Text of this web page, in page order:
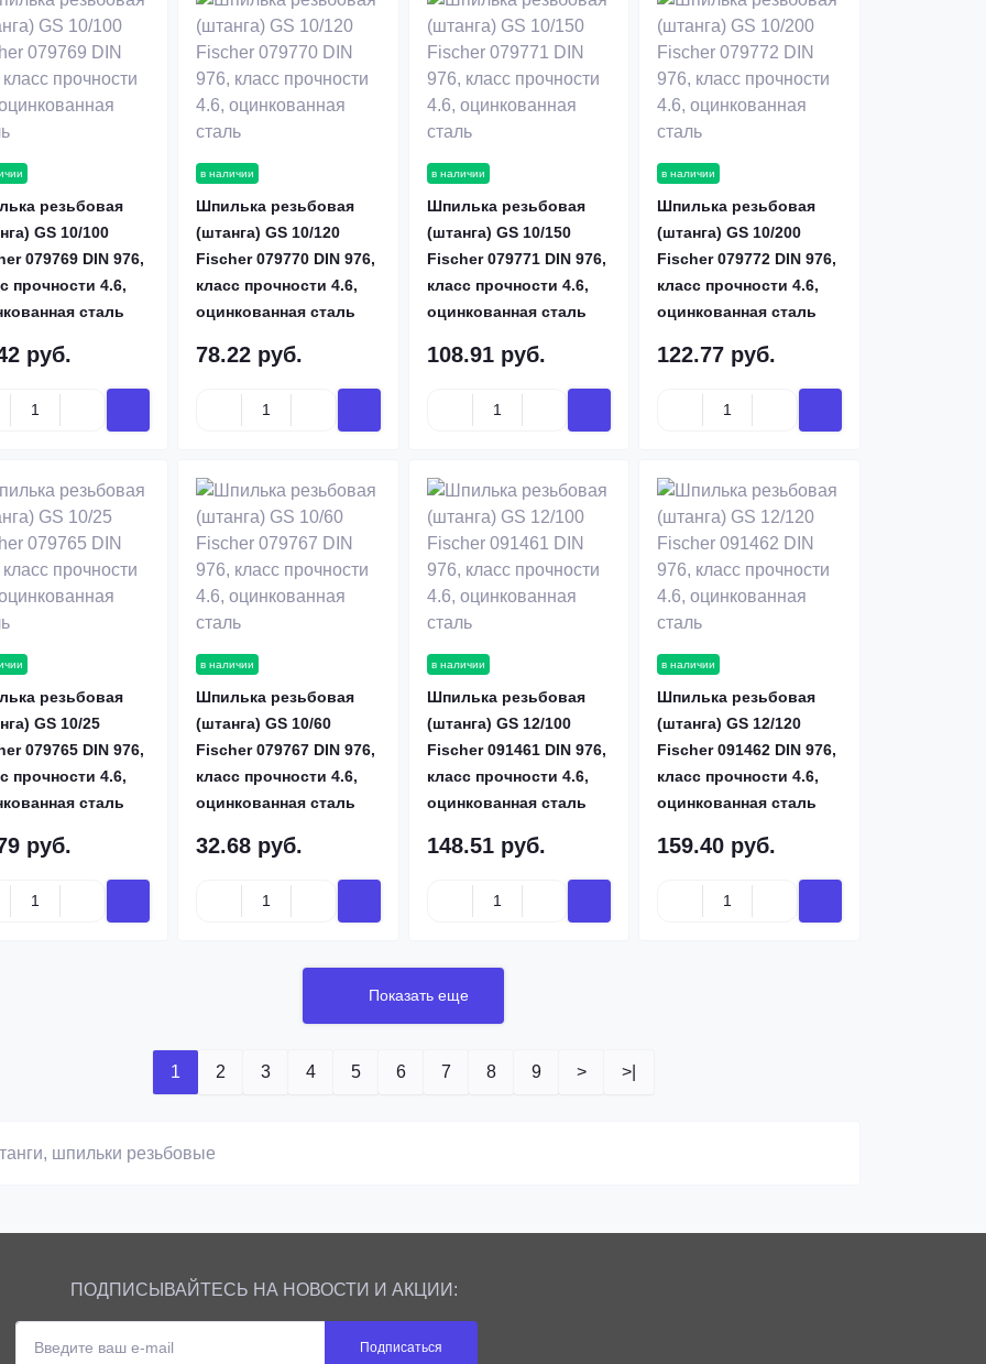
из цветных
От 200 руб/кг.
Купить
Высокопрочные винты Цепи нержавеющие
резьбовая
GS 10/100
079769 DIN 976,
прочности 4.6,
сталь
руб.
в наличии
Шпилька резьбовая
(штанга) GS 10/120
Fischer 079770 DIN 976,
класс прочности 4.6,
оцинкованная сталь
78.22 руб.
в наличии
Шпилька резьбовая
(штанга) GS 10/150
Fischer 079771 DIN 976,
класс прочности 4.6,
оцинкованная сталь
108.91 руб.
в наличии
Шпилька резьбовая
(штанга) GS 10/200
Fischer 079772 DIN 976,
класс прочности 4.6,
оцинкованная сталь
122.77 руб.
резьбовая
GS 10/25
079765 DIN 976,
прочности 4.6,
сталь
руб.
в наличии
Шпилька резьбовая
(штанга) GS 10/60
Fischer 079767 DIN 976,
класс прочности 4.6,
оцинкованная сталь
32.68 руб.
в наличии
Шпилька резьбовая
(штанга) GS 12/100
Fischer 091461 DIN 976,
класс прочности 4.6,
оцинкованная сталь
148.51 руб.
в наличии
Шпилька резьбовая
(штанга) GS 12/120
Fischer 091462 DIN 976,
класс прочности 4.6,
оцинкованная сталь
159.40 руб.
Показать еще
1 2 3 4 5 6 7 8 9 > >|
ПОДПИСЫВАЙТЕСЬ НА НОВОСТИ И АКЦИИ:
Подписаться